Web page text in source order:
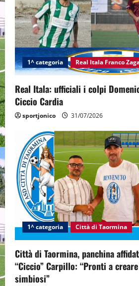
1^ categoria Real Itala Franco
Real Itala: ufficiali i colpi
Ciccio Cardia
sportjonico 31/07/2026
1^ categoria Città di Taormina
Città di Taormina, panchina
“Ciccio” Carpillo: “Pronti a
simbiosi”